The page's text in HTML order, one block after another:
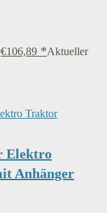
€106,89
Aktueller
Elektro
Anhänger